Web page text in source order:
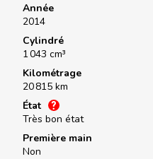
Année
2014
Cylindré
1 043 cm³
Kilométrage
20 815 km
État
Très bon état
Première main
Non